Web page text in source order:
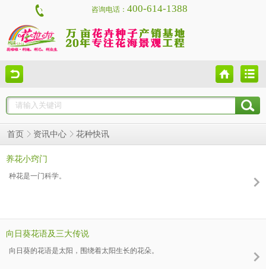
咨询电话：400-614-1388
首页 资讯中心 花种快讯
养花小窍门
种花是一门科学。
向日葵花语及三大传说
向日葵的花语是太阳，围绕着太阳生长的花朵。